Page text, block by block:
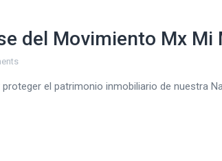
del Movimiento Mx Mi
el patrimonio inmobiliario de nuestra